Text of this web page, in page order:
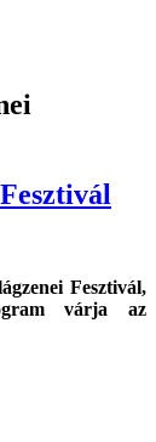
Fesztivál,
várja az